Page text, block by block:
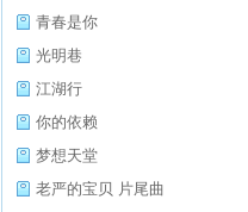
青春是你
光明巷
江湖行
你的依赖
梦想天堂
老严的宝贝 片尾曲